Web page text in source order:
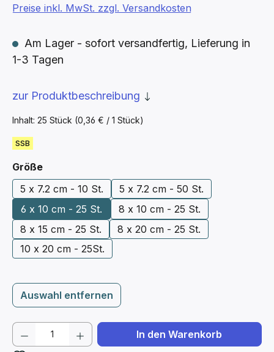
Inhalt: 25 Stück (0,36 € / 1 Stück)
Preise inkl. MwSt. zzgl. Versandkosten
Am Lager - sofort versandfertig, Lieferung in
1-3 Tagen
SSB
zur Produktbeschreibung
Größeauswählen
5 x 7.2 cm - 10 St.
5 x 7.2 cm - 50 St.
6 x 10 cm - 25 St.
8 x 10 cm - 25 St.
8 x 15 cm - 25 St.
8 x 20 cm - 25 St.
10 x 20 cm - 25St.
Auswahl entfernen
Produkt Anzahl: Gib den gewünschten
In den Warenkorb